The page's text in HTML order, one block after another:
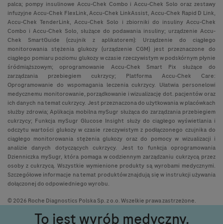
palca; pompy insulinowe Accu-Chek Combo i Accu-Chek Solo oraz zestawy
infuzyjne Accu-Chek FlexLink, Accu-Chek LinkAssist, Accu-Chek Rapid D Link,
Accu-Chek TenderLink, Accu-Chek Solo i zbiorniki do insuliny Accu-Chek
Combo i Accu-Chek Solo, służące do podawania insuliny; urządzenie Accu-
Chek SmartGuide (czujnik z aplikatorem): Urządzenie do ciągłego
monitorowania stężenia glukozy (urządzenie CGM) jest przeznaczone do
ciągłego pomiaru poziomu glukozy w czasie rzeczywistym w podskórnym płynie
śródmiąższowym; oprogramowanie Accu-Chek Smart Pix służące do
zarządzania przebiegiem cukrzycy; Platforma Accu-Chek Care:
Oprogramowanie do wspomagania leczenia cukrzycy. Ułatwia personelowi
medycznemu monitorowanie, porządkowanie i wizualizację dot. pacjentów oraz
ich danych na temat cukrzycy. Jest przeznaczona do użytkowania w placówkach
służby zdrowia; Aplikacja mobilna mySugr służąca do zarządzania przebiegiem
cukrzycy; Funkcja mySugr Glucose Insight służy do ciągłego wyświetlania i
odczytu wartości glukozy w czasie rzeczywistym z podłączonego czujnika do
ciągłego monitorowania stężenia glukozy oraz do pomocy w wizualizacji i
analizie danych dotyczących cukrzycy. Jest to funkcja oprogramowania
Dzienniczka mySugr, która pomaga w codziennym zarządzaniu cukrzycą przez
osoby z cukrzycą. Wszystkie wymienione produkty są wyrobami medycznymi.
Szczegółowe informacje na temat produktów znajdują się w instrukcji używania
dołączonej do odpowiedniego wyrobu.
© 2026 Roche Diagnostics Polska Sp. z o.o. Wszelkie prawa zastrzeżone.
To jest wyrób medyczny.